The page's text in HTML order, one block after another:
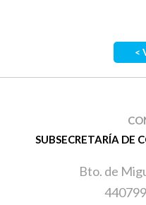
<
SUBSECRETARÍA DE
Bto. de